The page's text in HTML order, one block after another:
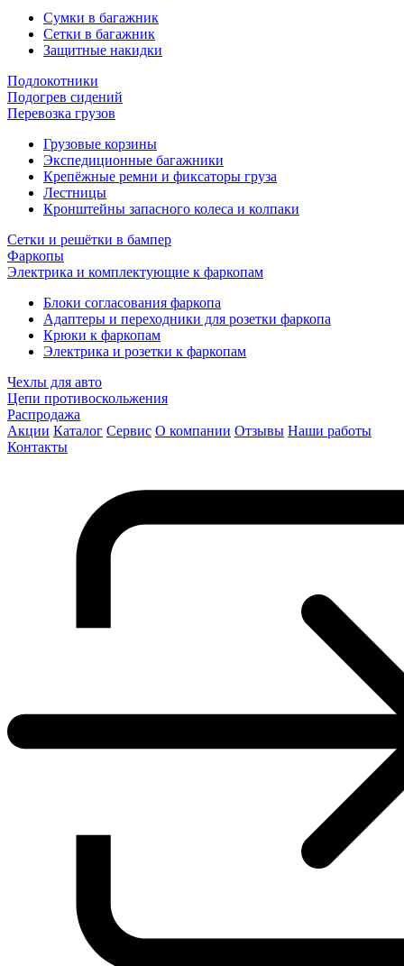
Сумки в багажник
Сетки в багажник
Защитные накидки
Подлокотники
Подогрев сидений
Перевозка грузов
Грузовые корзины
Экспедиционные багажники
Крепёжные ремни и фиксаторы груза
Лестницы
Кронштейны запасного колеса и колпаки
Сетки и решётки в бампер
Фаркопы
Электрика и комплектующие к фаркопам
Блоки согласования фаркопа
Адаптеры и переходники для розетки фаркопа
Крюки к фаркопам
Электрика и розетки к фаркопам
Чехлы для авто
Цепи противоскольжения
Распродажа
Акции Каталог Сервис О компании Отзывы Наши работы
Контакты